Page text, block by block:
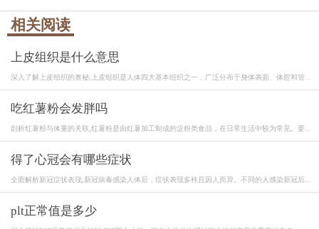
相关阅读
上皮组织是什么意思
深入了解上皮组织的奥秘,上皮组织是人体四大基本组织之一，广泛分布于身体表面、体腔和管...
吃红薯粉会发胖吗
剖析红薯粉与体重的关联,红薯粉是由红薯加工制成的淀粉类食品，在日常生活中较为常见。要...
得了心冠会有哪些症状
全面解析新冠症状表现,新冠病毒感染人体后，症状表现多样且因人而异。不同的人感染新冠后...
plt正常值是多少